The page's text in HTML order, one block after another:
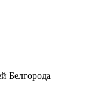
Белгорода